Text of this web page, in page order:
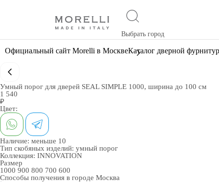
Выбрать город
Официальный сайт Morelli в МосквеКаталог дверной
Умный порог для дверей SEAL SIMPLE 1000, ширина до 100 см
1 540
₽
Цвет:
Наличие: меньше 10
Тип скобяных изделий: умный порог
Коллекция: INNOVATION
Размер
1000 900 800 700 600
Способы получения в городе Москва